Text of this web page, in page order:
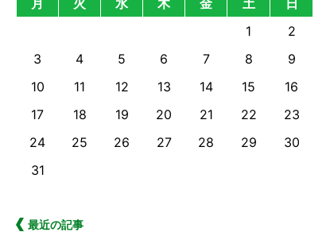
月
火 水 木 金 土
日
1
2
3
4 5 6 7 8
9
10
11 12 13 14 15
16
17
18 19 20 21 22
23
24
25 26 27 28 29
30
31
最近の記事